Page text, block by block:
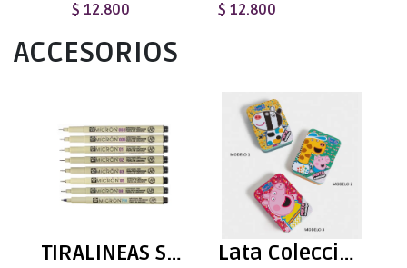
$ 12.800 $ 12.800
ACCESORIOS
TIRALINEAS SAKURA - PIGMA MICRON Lata Coleccionable Pinta Conmigo - Peppa Pig Variedad de Diseños